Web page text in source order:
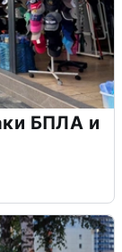
БПЛА и